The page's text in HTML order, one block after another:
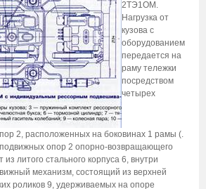
2ТЭ1ОМ.
Нагрузка от
кузова с
оборудованием
передается на
раму тележки
посредством
четырех
2, расположенных на боковинах 1 рамы (.
опор 2 опорно-возвращающего
из литого стального корпуса 6, внутри
механизм, состоящий из верхней
роликов 9, удерживаемых на опоре